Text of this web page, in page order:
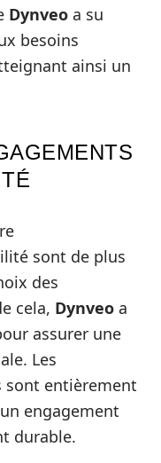
Dynveo a su
besoins
ainsi un
sont de plus
des
cela, Dynveo a
assurer une
Les
sont entièrement
engagement
durable.